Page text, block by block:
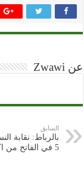
عن Zwawi
السابق
بالرباط: نقابة
5 في الفاتح من اكتوبر 2022